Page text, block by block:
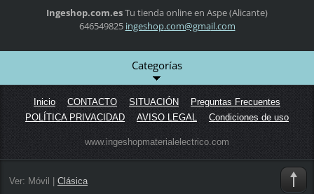
Ingeshop.com.esTu tienda online en Aspe (Alicante)
646549825 ingeshop.com@gmail.com
Categorías
Inicio CONTACTO SITUACIÓN
Preguntas Frecuentes
POLÍTICA PRIVACIDAD
AVISO LEGAL Condiciones de uso
www.ingeshopmaterialelectrico.com
Ver: Móvil | Clásica